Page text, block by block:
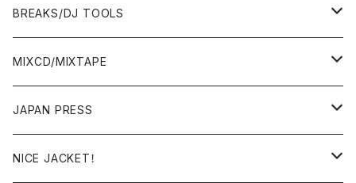
BREAKS/DJ TOOLS
BREAKS/MEGAMIX/CUT UP
RE-EDIT/DJ TOOLS
MIXCD/MIXTAPE
MIXCD
日本語ラップ
MIXTAPE
JAPAN PRESS
LP(+ OBI)
NICE JACKET！